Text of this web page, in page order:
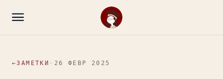
←ЗАМЕТКИ · 26 ФЕВР 2025